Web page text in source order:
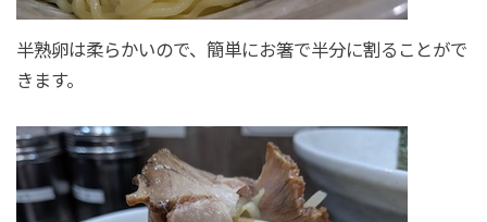
半熟卵は柔らかいので、簡単にお箸で半分に割ることがで
きます。